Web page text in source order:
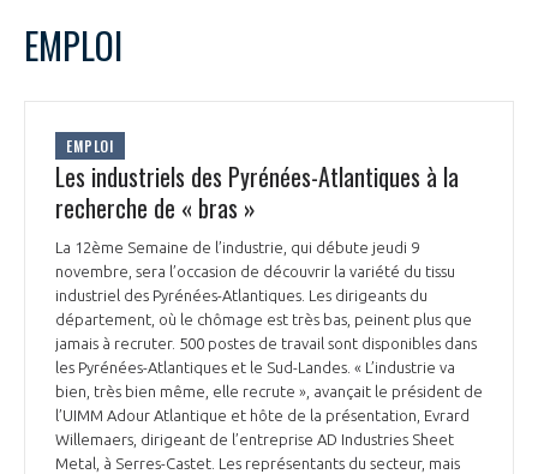
EMPLOI
EMPLOI
Les industriels des Pyrénées-Atlantiques à la
recherche de « bras »
La 12ème Semaine de l’industrie, qui débute jeudi 9
novembre, sera l’occasion de découvrir la variété du tissu
industriel des Pyrénées-Atlantiques. Les dirigeants du
département, où le chômage est très bas, peinent plus que
jamais à recruter. 500 postes de travail sont disponibles dans
les Pyrénées-Atlantiques et le Sud-Landes. « L’industrie va
bien, très bien même, elle recrute », avançait le président de
l’UIMM Adour Atlantique et hôte de la présentation, Evrard
Willemaers, dirigeant de l’entreprise AD Industries Sheet
Metal, à Serres-Castet. Les représentants du secteur, mais